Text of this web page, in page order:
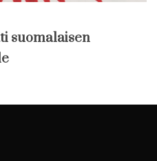
suomalaisen